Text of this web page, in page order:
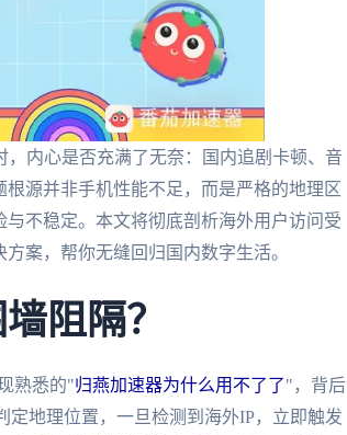
内心是否充满了无奈：国内追剧卡顿、音
源并非手机性能不足，而是严格的地理区
不稳定。本文将彻底剖析海外用户访问受
案，帮你无缝回归国内数字生活。
阻隔？
熟悉的"归燕加速器为什么用不了了"，背后
地理位置，一旦检测到海外IP，立即触发